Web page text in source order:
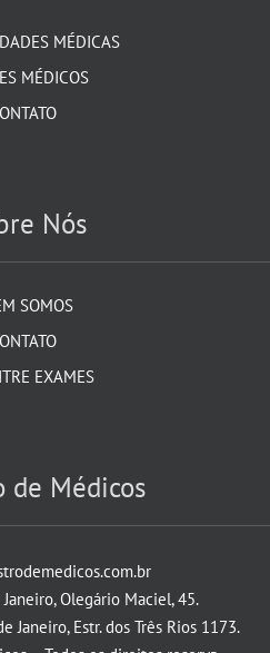
MÉDICAS
MÉDICOS
Nós
SOMOS
EXAMES
de Médicos
Olegário Maciel, 45.
Janeiro, Estr. dos Três Rios 1173.